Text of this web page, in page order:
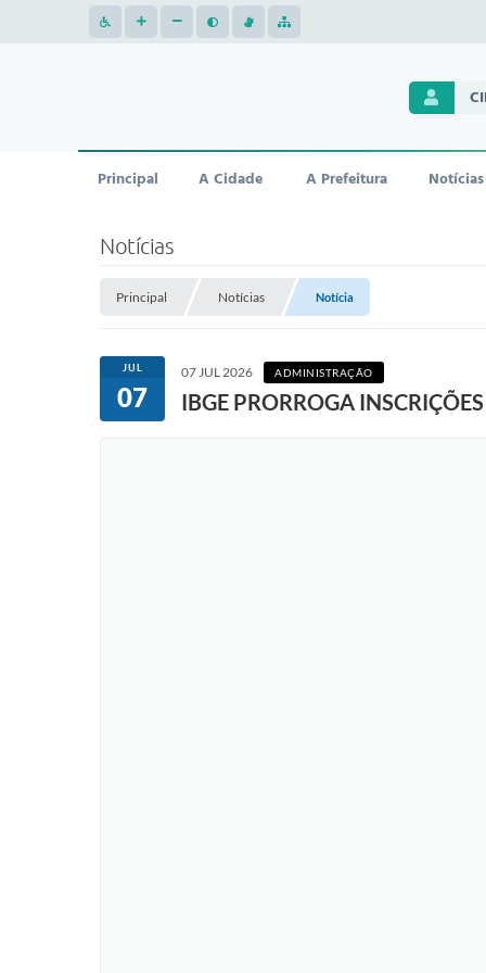
Principal A Cidade A Prefeitura Notícias
Notícias
Principal Notícias Notícia
JUL
07
07 JUL 2026 ADMINISTRAÇÃO
IBGE PRORROGA